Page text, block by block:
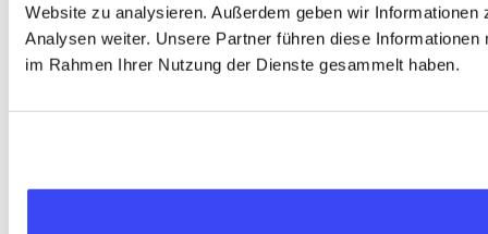
Website zu analysieren. Außerdem geben wir
Analysen weiter. Unsere Partner führen diese
im Rahmen Ihrer Nutzung der Dienste gesammelt haben.